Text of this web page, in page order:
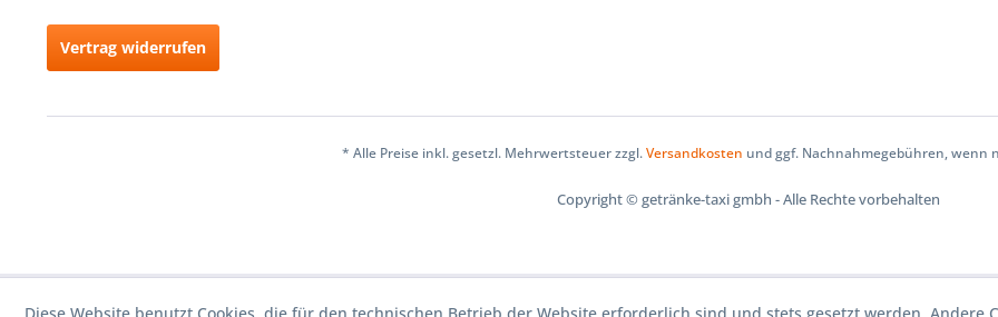
Vertrag widerrufen
* Alle Preise inkl. gesetzl. Mehrwertsteuer zzgl.Versandkosten und ggf. Nachnahmegebühren, wenn
Copyright © getränke-taxi gmbh - Alle Rechte vorbehalten